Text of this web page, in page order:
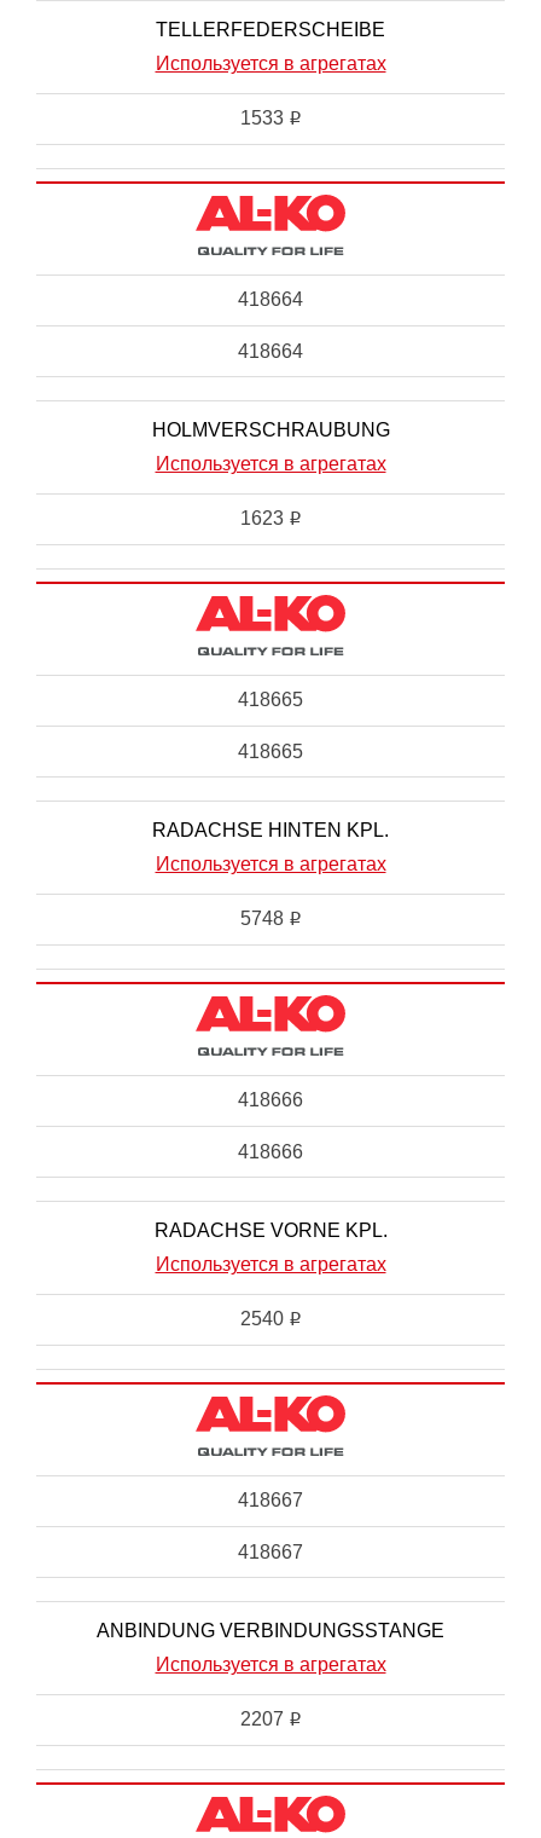
TELLERFEDERSCHEIBE
Используется в агрегатах
1533 i
418664
418664
HOLMVERSCHRAUBUNG
Используется в агрегатах
1623 i
418665
418665
RADACHSE HINTEN KPL.
Используется в агрегатах
5748 i
418666
418666
RADACHSE VORNE KPL.
Используется в агрегатах
2540 i
418667
418667
ANBINDUNG VERBINDUNGSSTANGE
Используется в агрегатах
2207 i